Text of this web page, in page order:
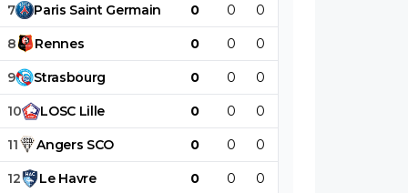
7 Paris Saint Germain 0 0 0
8 Rennes 0 0 0
9 Strasbourg 0 0 0
10 LOSC Lille 0 0 0
11 Angers SCO 0 0 0
12 Le Havre 0 0 0